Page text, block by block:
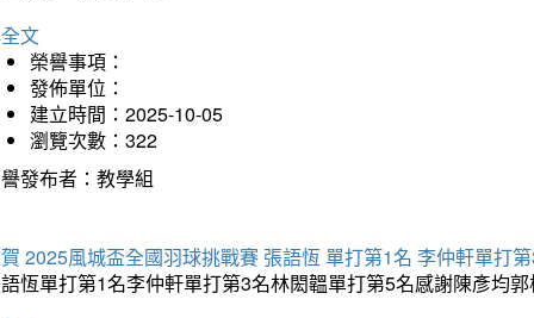
文
榮譽事項：
發佈單位：
建立時間：2025-10-05
瀏覽次數：322
發布者：教學組
2025風城盃全國羽球挑戰賽 張語恆 單打第1名 李仲軒單打
恆單打第1名李仲軒單打第3名林閎韞單打第5名感謝陳彥均